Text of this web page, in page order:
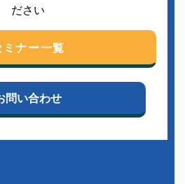
ださい
ミナー一覧
問い合わせ